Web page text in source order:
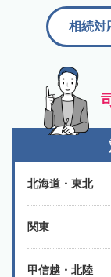
相続対
北海道・東北
関東
甲信越・北陸